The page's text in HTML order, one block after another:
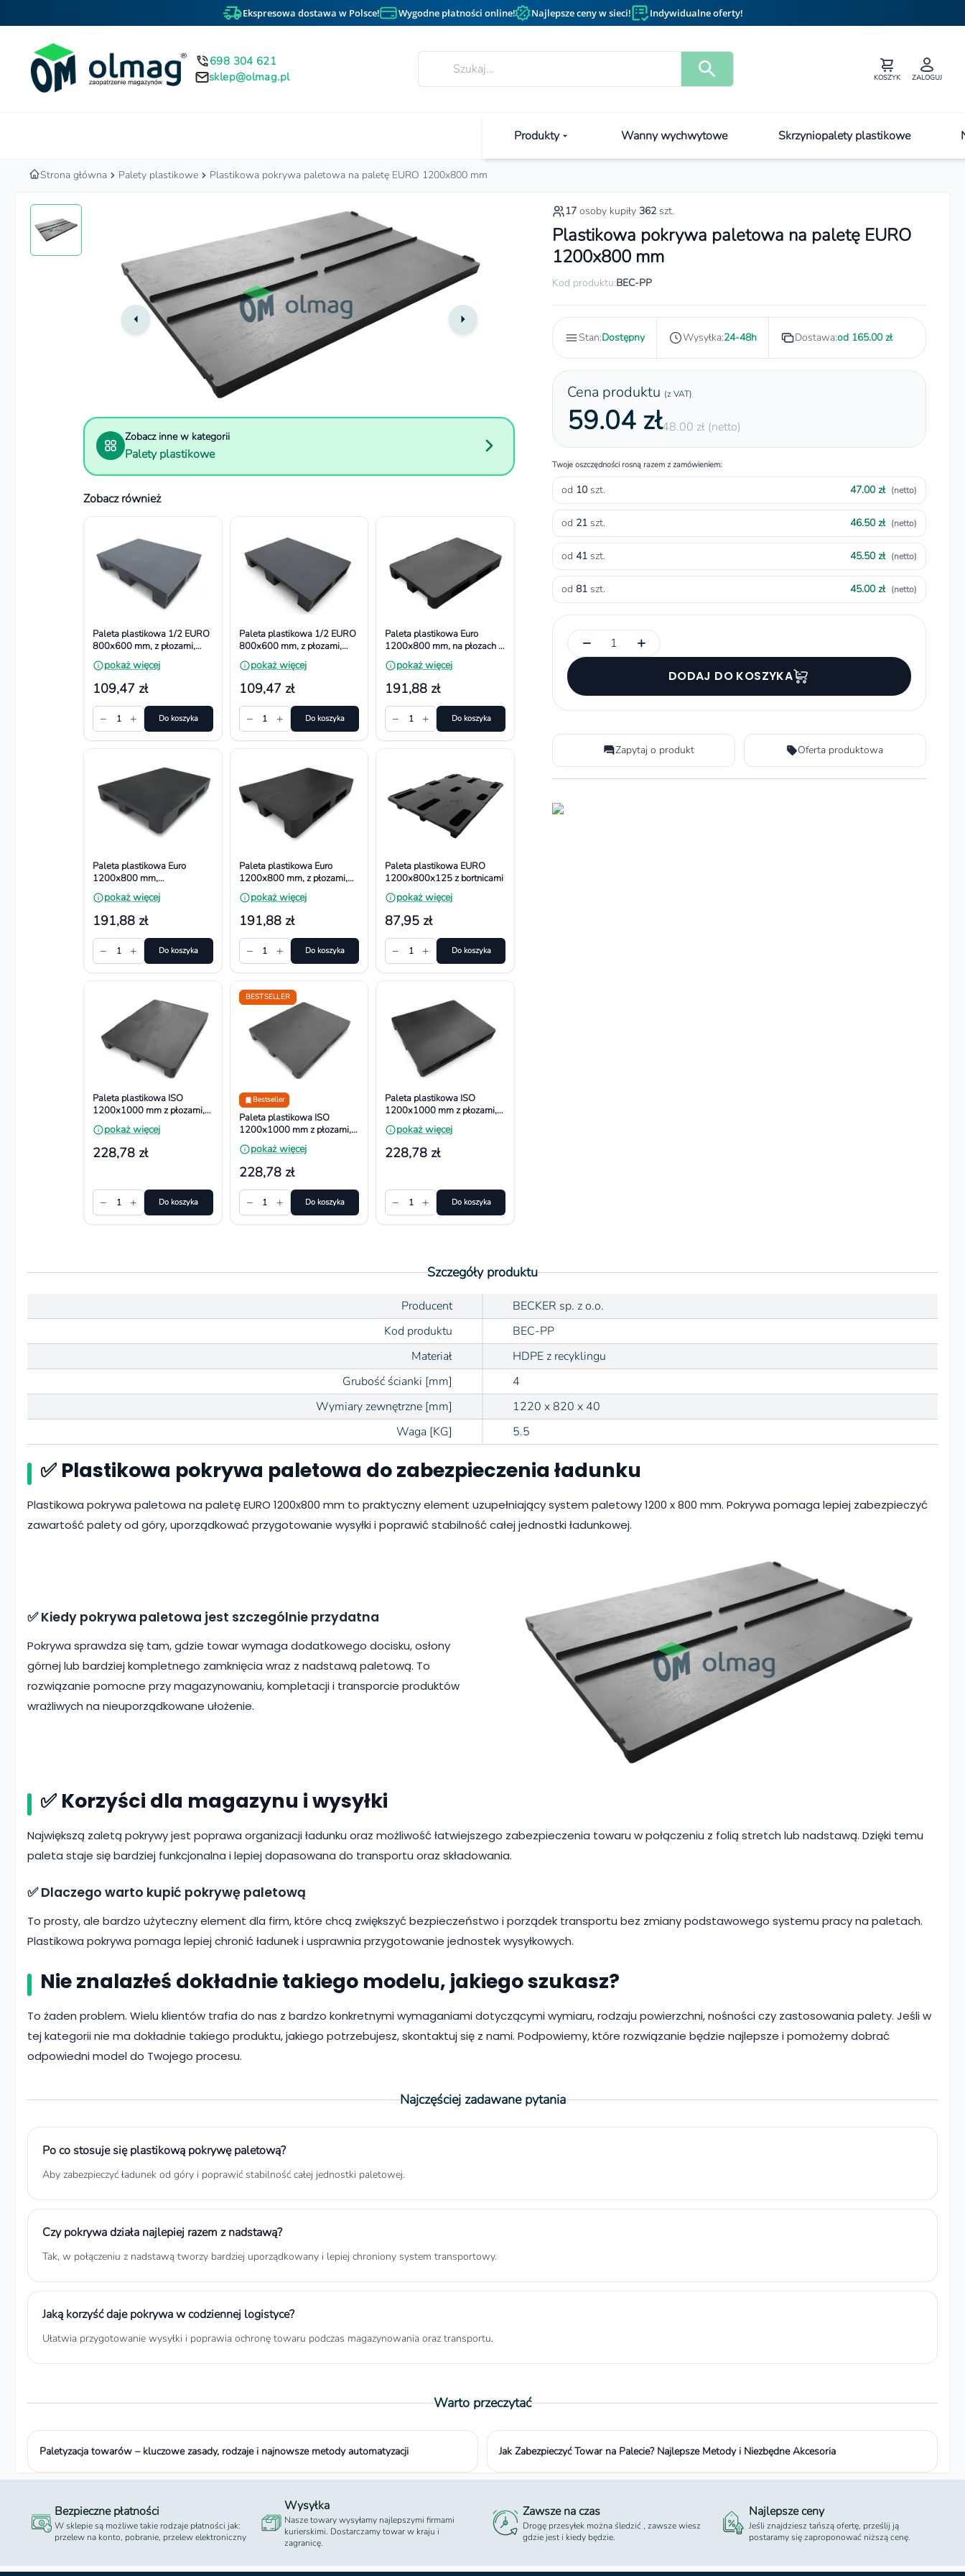
Ekspresowa dostawa w Polsce! Wygodne płatności online! Najlepsze ceny w sieci! Indywidualne oferty!
698 304 621
sklep@olmag.pl
KOSZYK ZALOGUJ
Produkty Wanny wychwytowe Skrzyniopalety plastikowe
Home
Strona główna Palety plastikowe Plastikowa pokrywa paletowa na paletę EURO 1200x800 mm
Zobacz inne w kategorii
Palety plastikowe
Zobacz również
Paleta plastikowa 1/2 EURO
800x600 mm, z płozami,
powierzchnia
antypoślizgowa
pokaż więcej
109,47 zł
− 1 + Do koszyka
Paleta plastikowa 1/2 EURO
800x600 mm, z płozami,
powierzchnia gładka
pokaż więcej
109,47 zł
− 1 + Do koszyka
Paleta plastikowa Euro
1200x800 mm, na płozach z
bortnicami
pokaż więcej
191,88 zł
− 1 + Do koszyka
Paleta plastikowa Euro
1200x800 mm,
powierzchnia
antypoślizgowa
pokaż więcej
191,88 zł
− 1 + Do koszyka
Paleta plastikowa Euro
1200x800 mm, z płozami,
powierzchnia gładka
pokaż więcej
191,88 zł
− 1 + Do koszyka
Paleta plastikowa EURO
1200x800x125 z bortnicami
pokaż więcej
87,95 zł
− 1 + Do koszyka
Paleta plastikowa ISO
1200x1000 mm z płozami,
bortnice na krawędziach
pokaż więcej
228,78 zł
− 1 + Do koszyka
BESTSELLER
Bestseller
Paleta plastikowa ISO
1200x1000 mm z płozami,
powierzchnia
antypoślizgowa
pokaż więcej
228,78 zł
− 1 + Do koszyka
Paleta plastikowa ISO
1200x1000 mm z płozami,
powierzchnia gładka
pokaż więcej
228,78 zł
− 1 + Do koszyka
17 osoby kupiły 362 szt.
Plastikowa pokrywa paletowa na paletę EURO
1200x800 mm
Kod produktu:BEC-PP
Stan:Dostępny Wysyłka:24-48h Dostawa:od 165.00 zł
Cena produktu (z VAT)
59.04 zł48.00 zł (netto)
Twoje oszczędności rosną razem z zamówieniem:
od 10szt. 47.00 zł (netto)
od 21 szt. 46.50 zł (netto)
od 41 szt. 45.50 zł (netto)
od 81 szt. 45.00 zł (netto)
− +
DODAJ DO KOSZYKA
Zapytaj o produkt Oferta produktowa
Szczegóły produktu
Producent
BECKER sp. z o.o.
Kod produktu
BEC-PP
Materiał
HDPE z recyklingu
Grubość ścianki [mm]
4
Wymiary zewnętrzne [mm]
1220 x 820 x 40
Waga [KG]
5.5
✅ Plastikowa pokrywa paletowa do zabezpieczenia ładunku
Plastikowa pokrywa paletowa na paletę EURO 1200x800 mm to praktyczny element uzupełniający system paletowy 1200 x 800 mm. Pokrywa pomaga lepiej zabezpieczyć
zawartość palety od góry, uporządkować przygotowanie wysyłki i poprawić stabilność całej jednostki ładunkowej.
✅ Kiedy pokrywa paletowa jest szczególnie przydatna
Pokrywa sprawdza się tam, gdzie towar wymaga dodatkowego docisku, osłony
górnej lub bardziej kompletnego zamknięcia wraz z nadstawą paletową. To
rozwiązanie pomocne przy magazynowaniu, kompletacji i transporcie produktów
wrażliwych na nieuporządkowane ułożenie.
✅ Korzyści dla magazynu i wysyłki
Największą zaletą pokrywy jest poprawa organizacji ładunku oraz możliwość łatwiejszego zabezpieczenia towaru w połączeniu z folią stretch lub nadstawą. Dzięki temu
paleta staje się bardziej funkcjonalna i lepiej dopasowana do transportu oraz składowania.
✅ Dlaczego warto kupić pokrywę paletową
To prosty, ale bardzo użyteczny element dla firm, które chcą zwiększyć bezpieczeństwo i porządek transportu bez zmiany podstawowego systemu pracy na paletach.
Plastikowa pokrywa pomaga lepiej chronić ładunek i usprawnia przygotowanie jednostek wysyłkowych.
Nie znalazłeś dokładnie takiego modelu, jakiego szukasz?
To żaden problem. Wielu klientów trafia do nas z bardzo konkretnymi wymaganiami dotyczącymi wymiaru, rodzaju powierzchni, nośności czy zastosowania palety. Jeśli w
tej kategorii nie ma dokładnie takiego produktu, jakiego potrzebujesz, skontaktuj się z nami. Podpowiemy, które rozwiązanie będzie najlepsze i pomożemy dobrać
odpowiedni model do Twojego procesu.
Najczęściej zadawane pytania
Po co stosuje się plastikową pokrywę paletową?
Aby zabezpieczyć ładunek od góry i poprawić stabilność całej jednostki paletowej.
Czy pokrywa działa najlepiej razem z nadstawą?
Tak, w połączeniu z nadstawą tworzy bardziej uporządkowany i lepiej chroniony system transportowy.
Jaką korzyść daje pokrywa w codziennej logistyce?
Ułatwia przygotowanie wysyłki i poprawia ochronę towaru podczas magazynowania oraz transportu.
Warto przeczytać
Paletyzacja towarów – kluczowe zasady, rodzaje i najnowsze metody automatyzacji Jak Zabezpieczyć Towar na Palecie? Najlepsze Metody i Niezbędne Akcesoria
Bezpieczne płatności
W sklepie są możliwe takie rodzaje płatności jak:
przelew na konto, pobranie, przelew elektroniczny
Wysyłka
Nasze towary wysyłamy najlepszymi firmami
kurierskimi. Dostarczamy towar w kraju i
zagranicę.
Zawsze na czas
Drogę przesyłek można śledzić , zawsze wiesz
gdzie jest i kiedy będzie.
Najlepsze ceny
Jeśli znajdziesz tańszą ofertę, prześlij ją
postaramy się zaproponować niższą cenę.